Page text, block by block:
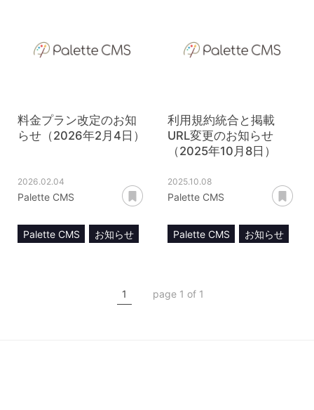
料金プラン改定のお知
らせ（2026年2月4日）
2026.02.04
Palette CMS
あとで読む
Palette CMS
お知らせ
利用規約統合と掲載
URL変更のお知らせ
（2025年10月8日）
2025.10.08
Palette CMS
Palette CMS
お知らせ
1 page 1 of 1